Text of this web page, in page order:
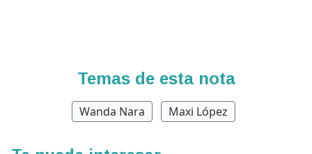
Temas de esta nota
Wanda Nara Maxi López